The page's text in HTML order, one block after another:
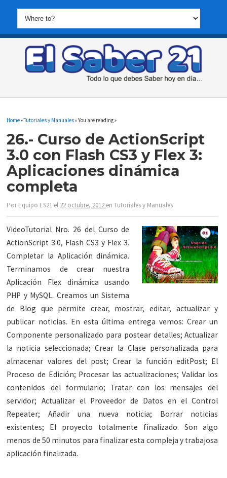
Home»Tutoriales y Manuales» You are reading »
26.- Curso de ActionScript
3.0 con Flash CS3 y Flex 3:
Aplicaciones dinámica
completa
PorEquipo ES21 el 22 octubre, 2012 enTutoriales y Manuales
VideoTutorial Nro. 26 del Curso de
ActionScript 3.0, Flash CS3 y Flex 3.
Completar la Aplicación dinámica.
Terminamos de crear nuestra
Aplicación Flex dinámica usando
PHP y MySQL. Creamos un Sistema
de Blog que permite crear, mostrar, editar, actualizar y
publicar noticias. En esta última entrega vemos: Crear un
Componente personalizado para postear detalles; Actualizar
la noticia seleccionada; Crear la Clase personalizada para
almacenar valores del post; Crear la función editPost; El
Proceso de Edición; Procesar las actualizaciones; Validar los
contenidos del formulario; Tratar con los mensajes del
servidor; Actualizar el Proveedor de Datos en el Control
Repeater; Añadir una nueva noticia; Borrar noticias
existentes; El proyecto totalmente finalizado. Son algo
menos de 50 minutos para finalizar esta compleja y trabajosa
aplicación finalizada.